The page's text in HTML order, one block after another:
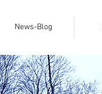
News-Blog